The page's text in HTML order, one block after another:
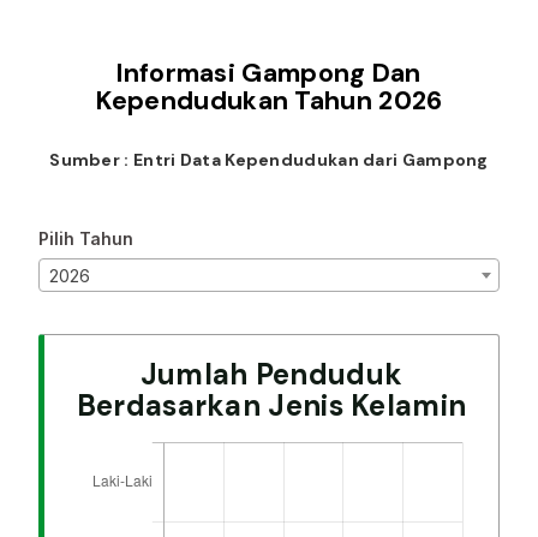
Informasi Gampong Dan
Kependudukan Tahun 2026
Sumber : Entri Data Kependudukan dari Gampong
Pilih Tahun
2026
Jumlah Penduduk
Berdasarkan Jenis Kelamin